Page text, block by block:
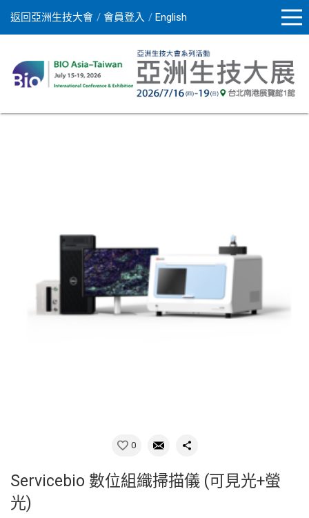
返回亞洲生技大會 會員登入 English
0
Servicebio 數位組織掃描儀 (可見光+螢
光)